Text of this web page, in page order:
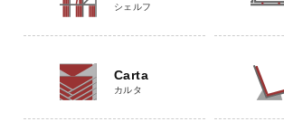
シェルフ
Carta
カルタ